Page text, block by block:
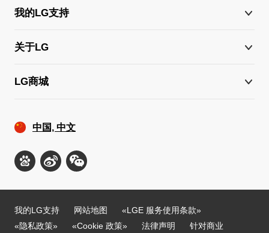
我的LG支持
关于LG
LG商城
中国, 中文
我的LG支持 网站地图
«LGE 服务使用条款»
«隐私政策»
«Cookie 政策» 法律声明 针对商业